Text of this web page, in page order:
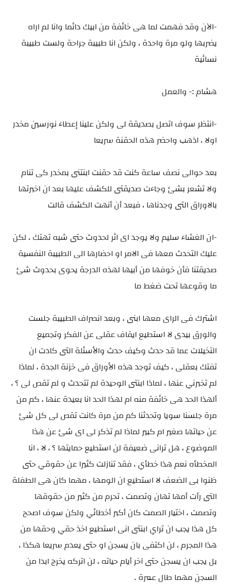
-الآن وقد فهمت لما هى خائفة من ابيك دائما وانا لم اراه
يضربها ولو مرة واحدة ، ولكن انا طبيبة جراحة ولست طبيبة
نسائية
هشام :- والعمل
-انتظر سوف اتصل بصديقة لى ولكن علينا إعطاء نورسين مخدر
اولا ، اذهب واحضر هذه الحقنة سريعا
بعد حوالى نصف ساعة كنت قد حقنت ابنتنى بمخدر كى تنام
ولا تشعر بشئ وجاءت صديقتى للكشف عليها بعد ان اخبرتها
بالاوراق التى وجدناها ، فبعد أن أنهت الكشف قالت
-ان الغشاء سليم ولا يوجد اى اثر لحدوث حتى شبه تهتك ، لكن
عليك التحدث معها فى الامر او احضارها الى الطبيبة النفسية
صديقتنا فأن خوفها من أبيها لهذه الدرجة يحوى بحدوث شئ
ما وقوعها تحت ضغط ما
اشترك فى الراى معها ابنى ، وبعد انصراف الطبيبة جلست
والورق بيدى لا استطيع ايقاف عقلى عن الفكر وتجميع
التخيلات عما قد حدث وكيف حدث والأسئلة التى كادت ان
تفتك بعقلى ، كيف توجد هذه الأوراق فى خزنة الجدة ، لماذا
لم تخبرني عنها ، لماذا ابنتى الوحيدة لم تتحدث و لم تقص لى ؟ ،
ألهذا الحد هى خائفة منه ام لهذا الحد انا بعيدة عنها ، كم من
مرة جلسنا سويا وتحدثنا كم من مرة كانت تقص لى كل شئ
عن حياتها صغير ام كبير لماذا لم تذكر لى اى شئ عن هذا
الموضوع ، هل ترانى ضعيفة لن استطيع حمايتها ؟ ، لا ، انا
المخطأه نعم هذا خطأي ، فقد تنازلت كثيرا عن حقوقي حتى
ظنوا بى الضعف لا استطيع ان الومها ، مهما كان هى الطفلة
التى رأت أمها تهان وتصمت ، تحرم من كثير من حقوقها
وتصمت ، اختيار الصمت كان أكبر أخطائي ولكن سوف اصحح
كل هذا يجب ان تراي ابنتى انى استطيع اخذ حقي وحقها من
هذا المجرم ، لن اكتفى بان يسجن او حتى يعدم سريعا هكذا ،
بل يجب ان يسجن حتى آخر أيام حياته ، لن اتركه يخرج ابدا من
السجن مهما طال عمرة .